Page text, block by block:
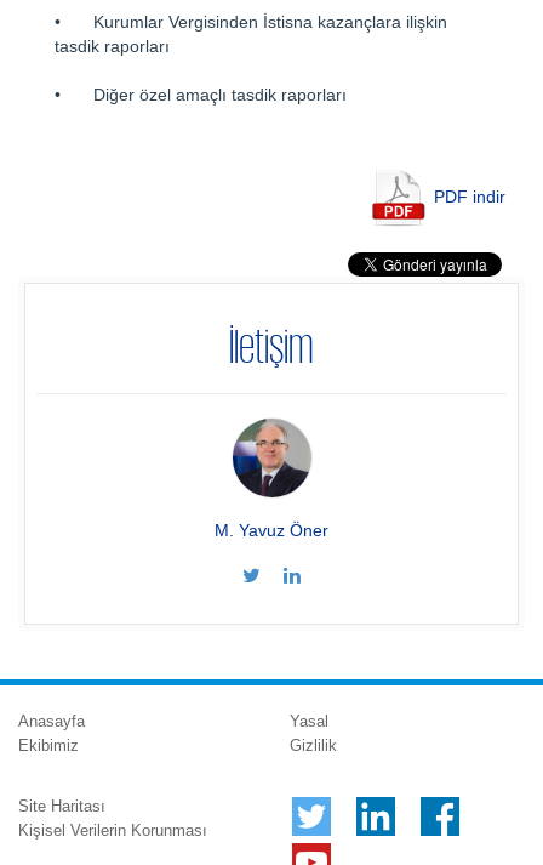
•
Kurumlar Vergisinden İstisna kazançlara ilişkin
tasdik raporları
• Diğer özel amaçlı tasdik raporları
PDF indir
İletişim
M. Yavuz Öner
Anasayfa
Ekibimiz
Yasal
Gizlilik
Site Haritası
Kişisel Verilerin Korunması